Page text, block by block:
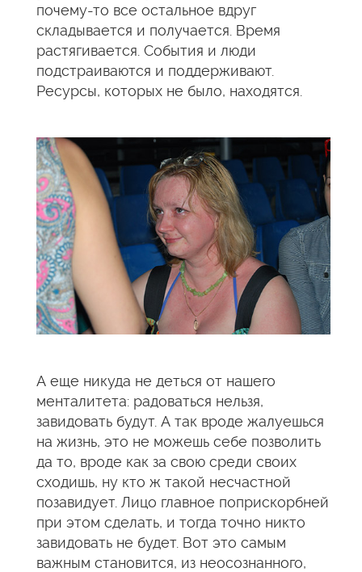
почему-то все остальное вдруг
складывается и получается. Время
растягивается. События и люди
подстраиваются и поддерживают.
Ресурсы, которых не было, находятся.
А еще никуда не деться от нашего
менталитета: радоваться нельзя,
завидовать будут. А так вроде жалуешься
на жизнь, это не можешь себе позволить
да то, вроде как за свою среди своих
сходишь, ну кто ж такой несчастной
позавидует. Лицо главное поприскорбней
при этом сделать, и тогда точно никто
завидовать не будет. Вот это самым
важным становится, из неосознанного,